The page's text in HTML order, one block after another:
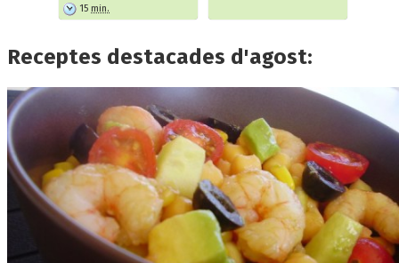
15 min.
Receptes destacades d'agost: